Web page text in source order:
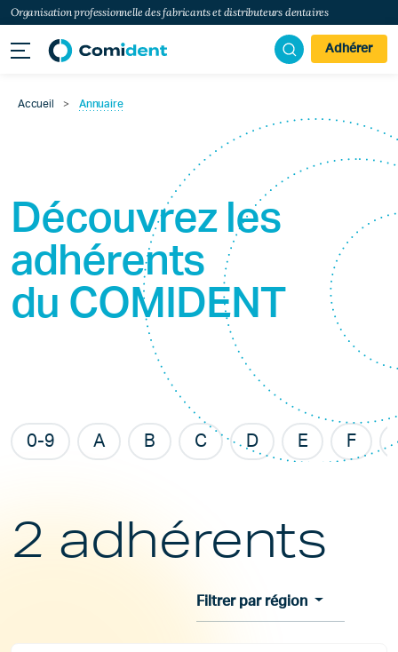
Organisation professionnelle des fabricants et distributeurs dentaires
Adhérer
Accueil > Annuaire
Découvrez les
adhérents
du COMIDENT
0-9 A B C D E F
2 adhérents
Filtrer par région